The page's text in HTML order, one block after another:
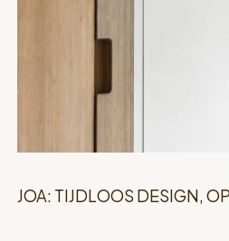
JOA: TIJDLOOS DESIGN,